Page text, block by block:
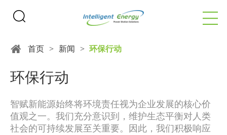
首页 > 新闻 > 环保行动
环保行动
智赋新能源始终将环境责任视为企业发展的核心价
值观之一。我们充分意识到，维护生态平衡对人类
社会的可持续发展至关重要。因此，我们积极响应